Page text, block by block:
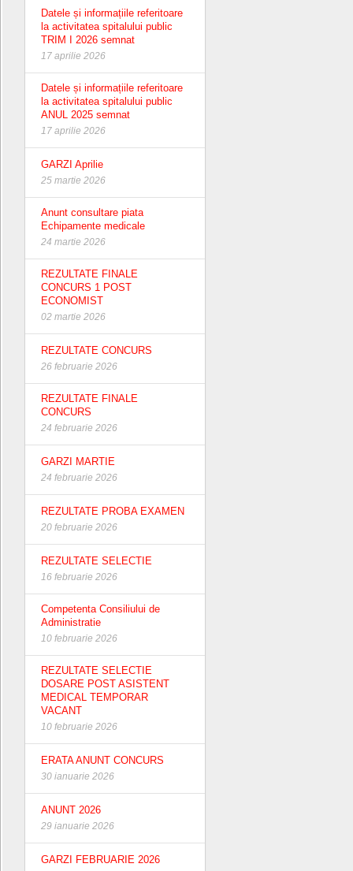
Datele și informațiile referitoare
la activitatea spitalului public
TRIM I 2026 semnat
17 aprilie 2026
Datele și informațiile referitoare
la activitatea spitalului public
ANUL 2025 semnat
17 aprilie 2026
GARZI Aprilie
25 martie 2026
Anunt consultare piata
Echipamente medicale
24 martie 2026
REZULTATE FINALE
CONCURS 1 POST
ECONOMIST
02 martie 2026
REZULTATE CONCURS
26 februarie 2026
REZULTATE FINALE
CONCURS
24 februarie 2026
GARZI MARTIE
24 februarie 2026
REZULTATE PROBA EXAMEN
20 februarie 2026
REZULTATE SELECTIE
16 februarie 2026
Competenta Consiliului de
Administratie
10 februarie 2026
REZULTATE SELECTIE
DOSARE POST ASISTENT
MEDICAL TEMPORAR
VACANT
10 februarie 2026
ERATA ANUNT CONCURS
30 ianuarie 2026
ANUNT 2026
29 ianuarie 2026
GARZI FEBRUARIE 2026